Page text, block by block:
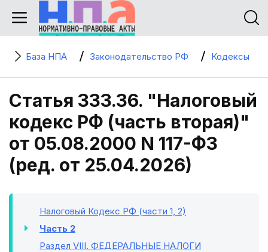
База НПА Законодательство РФ Кодексы
Статья 333.36. "Налоговый
кодекс РФ (часть вторая)"
от 05.08.2000 N 117-ФЗ
(ред. от 25.04.2026)
Налоговый Кодекс РФ (части 1, 2)
Часть 2
Раздел VIII. ФЕДЕРАЛЬНЫЕ НАЛОГИ